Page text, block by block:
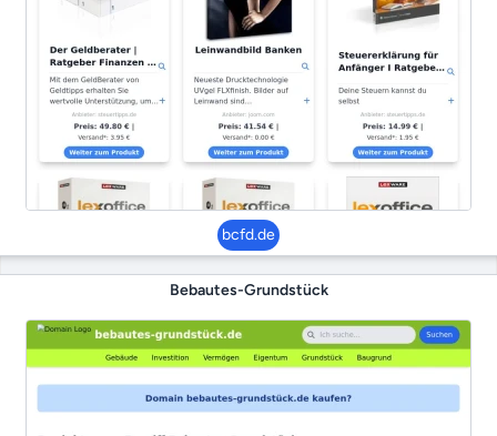
bcfd.de
Bebautes-Grundstück